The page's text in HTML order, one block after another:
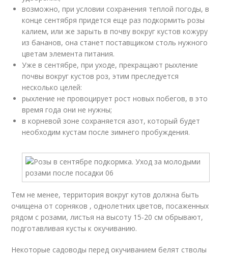
возможно, при условии сохранения теплой погоды, в
конце сентября придется еще раз подкормить розы
калием, или же зарыть в почву вокруг кустов кожуру
из бананов, она станет поставщиком столь нужного
цветам элемента питания.
Уже в сентябре, при уходе, прекращают рыхление
почвы вокруг кустов роз, этим преследуется
несколько целей:
рыхление не провоцирует рост новых побегов, в это
время года они не нужны;
в корневой зоне сохраняется азот, который будет
необходим кустам после зимнего пробуждения.
Тем не менее, территория вокруг кутов должна быть
очищена от сорняков , однолетних цветов, посаженных
рядом с розами, листья на высоту 15-20 см обрывают,
подготавливая кусты к окучиванию.
Некоторые садоводы перед окучиванием белят стволы